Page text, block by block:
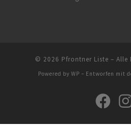
© 2026 Pfrontner Liste – Alle
Powered by WP – Entworfen mit